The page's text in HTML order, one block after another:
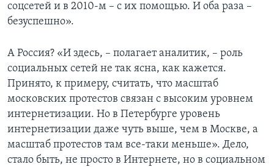
соцсетей и в 2010-м – с их помощью. И оба раза –
безуспешно».
А Россия? «И здесь, – полагает аналитик, – роль
социальных сетей не так ясна, как кажется.
Принято, к примеру, считать, что масштаб
московских протестов связан с высоким уровнем
интернетизации. Но в Петербурге уровень
интернетизации даже чуть выше, чем в Москве, а
масштаб протестов там все-таки меньше». Дело,
стало быть, не просто в Интернете, но в социальном